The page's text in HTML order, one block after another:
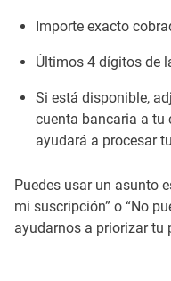
Importe exacto
Últimos 4 dígitos de
Si está disponible,
cuenta bancaria a tu
ayudará a procesar
Puedes usar un asunto
mi suscripción” o “No
ayudarnos a priorizar tu